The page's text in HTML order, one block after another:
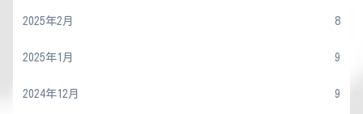
2025年2月 8
2025年1月 9
2024年12月 9